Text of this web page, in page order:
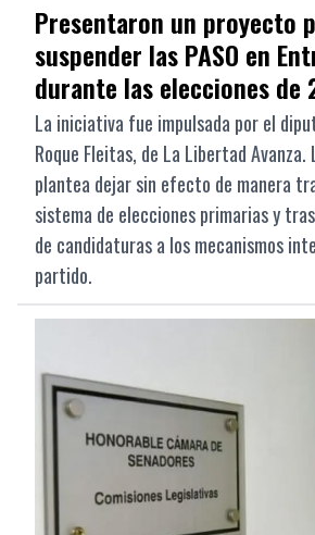
Presentaron un proyecto
suspender las PASO en
durante las elecciones de
La iniciativa fue impulsada por el
Roque Fleitas, de La Libertad Avanza.
plantea dejar sin efecto de manera
sistema de elecciones primarias y
de candidaturas a los mecanismos
partido.